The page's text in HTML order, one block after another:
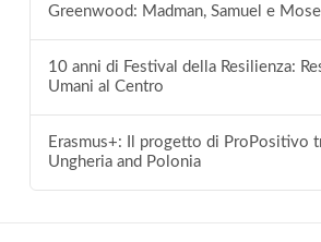
Greenwood: Madman, Samuel e
10 anni di Festival della Resilienza:
Umani al Centro
Erasmus+: Il progetto di ProPositivo
Ungheria and Polonia